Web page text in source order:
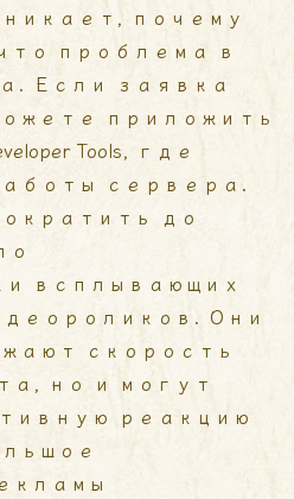
почему
проблема в
Если заявка
приложить
Tools, где
сервера.
до
всплывающих
Они
скорость
но и могут
реакцию